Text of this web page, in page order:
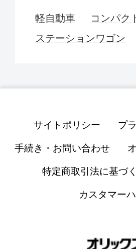
軽自動車 コンパク
ステーションワゴン
サイトポリシー プ
手続き・お問い合わせ
特定商取引法に基づ
カスタマー